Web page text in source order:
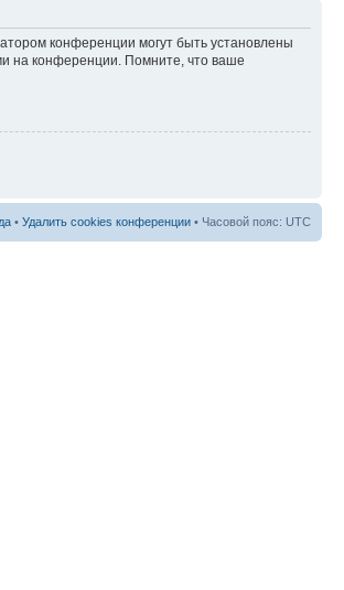
конференции могут быть установлены
на конференции. Помните, что ваше
• Удалить cookies конференции • Часовой пояс: UTC